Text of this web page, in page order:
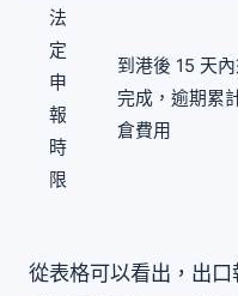
法
定
申
報
時
限
到港後 15 天
完成，逾期累
倉費用
從表格可以看出，出